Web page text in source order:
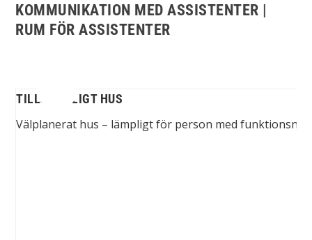
KOMMUNIKATION MED ASSISTENTER |
RUM FÖR ASSISTENTER
TILLGÄNGLIGT HUS
Välplanerat hus – lämpligt för person med